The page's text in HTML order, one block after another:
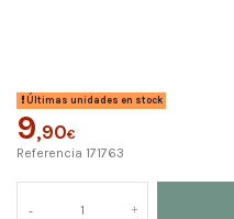
Últimas unidades en stock
9,90€
Referencia 171763